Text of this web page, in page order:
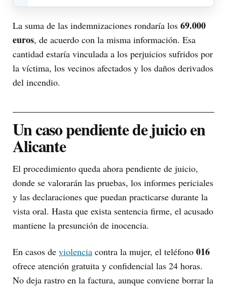
La suma de las indemnizaciones rondaría los 69.000
euros, de acuerdo con la misma información. Esa
cantidad estaría vinculada a los perjuicios sufridos por
la víctima, los vecinos afectados y los daños derivados
del incendio.
Un caso pendiente de juicio en
Alicante
El procedimiento queda ahora pendiente de juicio,
donde se valorarán las pruebas, los informes periciales
y las declaraciones que puedan practicarse durante la
vista oral. Hasta que exista sentencia firme, el acusado
mantiene la presunción de inocencia.
En casos de violencia contra la mujer, el teléfono 016
ofrece atención gratuita y confidencial las 24 horas.
No deja rastro en la factura, aunque conviene borrar la